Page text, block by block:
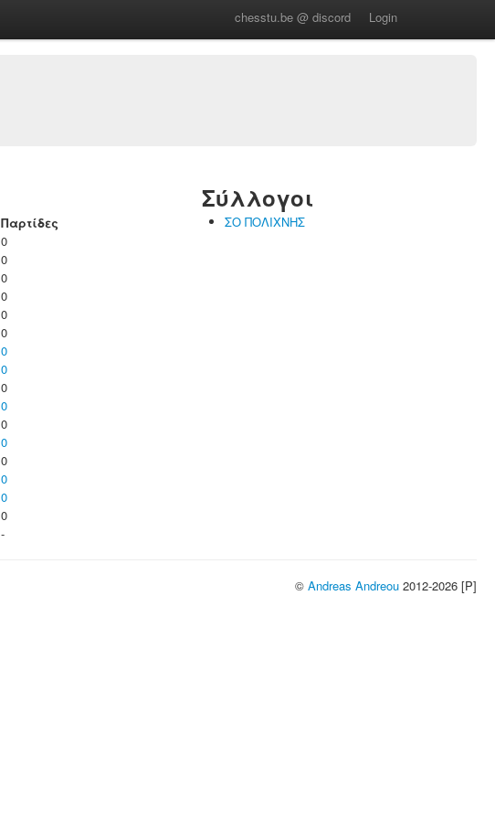
chesstu.be @ discord Login
Παρτίδες
0
0
0
0
0
0
0
0
0
0
0
0
0
0
0
0
-
Σύλλογοι
ΣΟ ΠΟΛΙΧΝΗΣ
© Andreas Andreou 2012-2026 [P]